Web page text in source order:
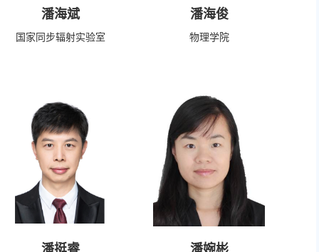
潘海斌
国家同步辐射实验室
潘海俊
物理学院